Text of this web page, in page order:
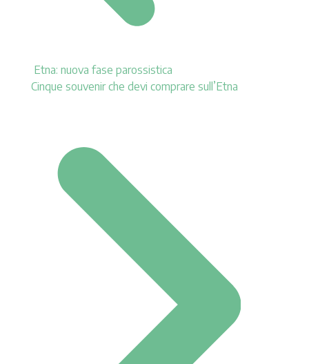
Etna: nuova fase parossistica
Cinque souvenir che devi comprare sull’Etna